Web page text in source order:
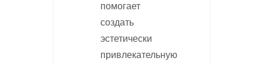
помогает
создать
эстетически
привлекательную